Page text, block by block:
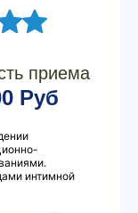
приема
Руб
интимной